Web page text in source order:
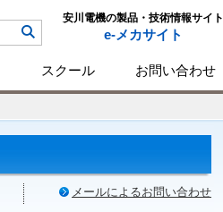
安川電機の製品・技術情報サイト
e-メカサイト
スクール お問い合わせ
メールによるお問い合わせ